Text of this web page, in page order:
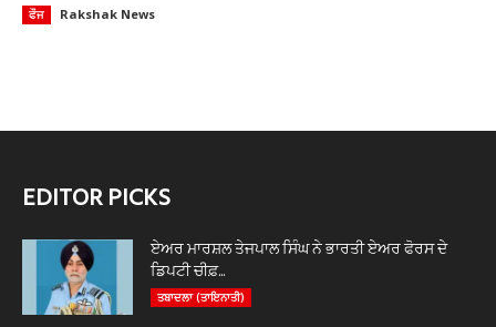
ਫੌਜ Rakshak News
EDITOR PICKS
ਏਅਰ ਮਾਰਸ਼ਲ ਤੇਜਪਾਲ ਸਿੰਘ ਨੇ ਭਾਰਤੀ ਏਅਰ ਫੋਰਸ ਦੇ
ਡਿਪਟੀ ਚੀਫ਼...
ਤਬਾਦਲਾ (ਤਾਇਨਾਤੀ)